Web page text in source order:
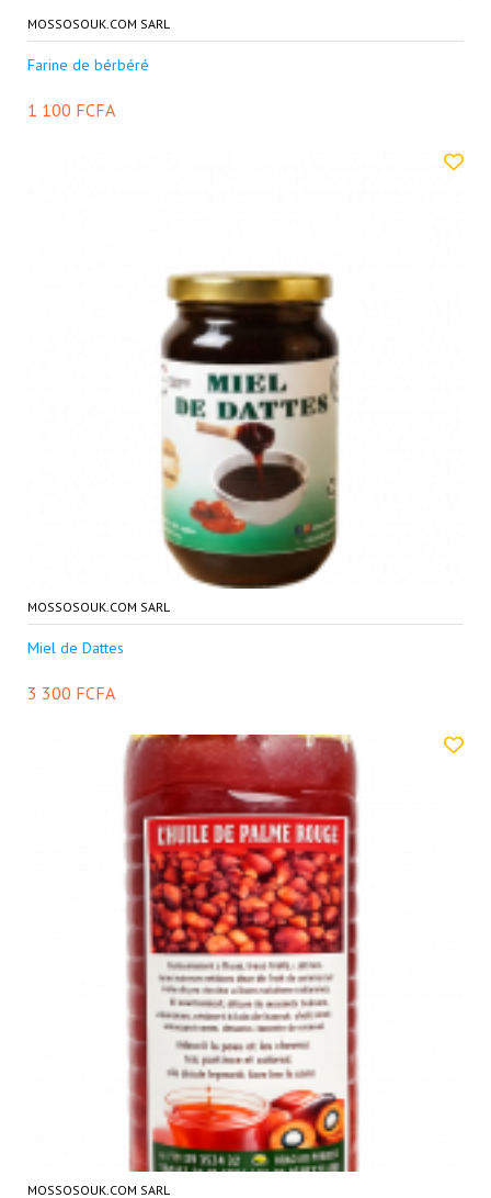
MOSSOSOUK.COM SARL
Farine de bérbéré
1 100 FCFA
MOSSOSOUK.COM SARL
Miel de Dattes
3 300 FCFA
MOSSOSOUK.COM SARL